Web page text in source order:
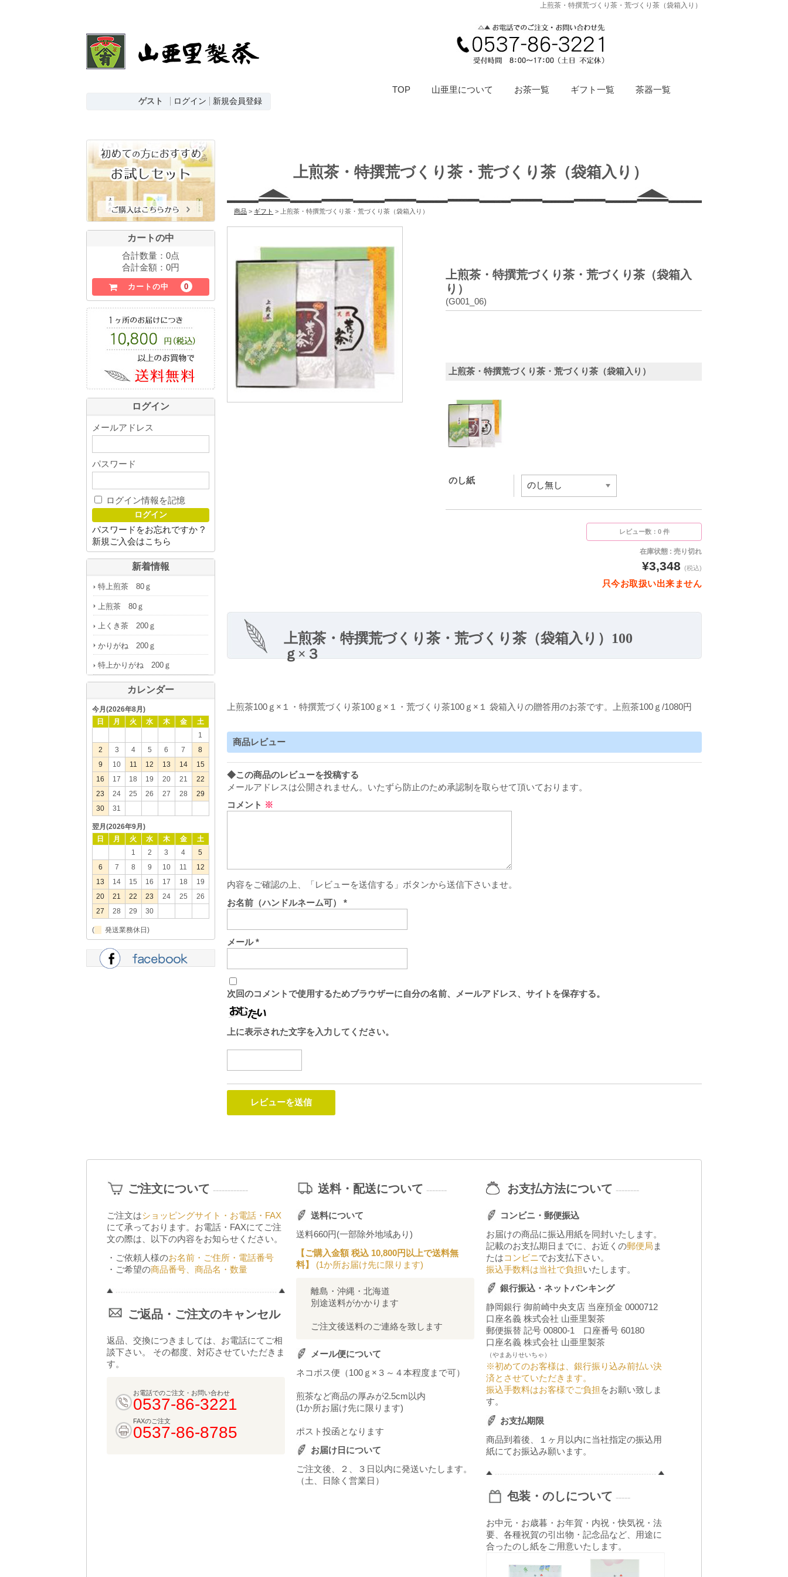
上煎茶・特撰荒づくり茶・荒づくり茶（袋箱入り）
ゲスト ログイン 新規会員登録
TOP 山亜里について お茶一覧 ギフト一覧 茶器一覧
上煎茶・特撰荒づくり茶・荒づくり茶（袋箱入り）
商品 > ギフト > 上煎茶・特撰荒づくり茶・荒づくり茶（袋箱入り）
上煎茶・特撰荒づくり茶・荒づくり茶（袋箱入
り）
(G001_06)
上煎茶・特撰荒づくり茶・荒づくり茶（袋箱入り）
のし紙
レビュー数：0 件
在庫状態 : 売り切れ
¥3,348 (税込)
只今お取扱い出来ません
上煎茶・特撰荒づくり茶・荒づくり茶（袋箱入り）100
ｇ×３
上煎茶100ｇ×１・特撰荒づくり茶100ｇ×１・荒づくり茶100ｇ×１ 袋箱入りの贈答用のお茶です。上煎茶100ｇ/1080円
商品レビュー
◆この商品のレビューを投稿する
メールアドレスは公開されません。いたずら防止のため承認制を取らせて頂いております。
コメント ※
内容をご確認の上、「レビューを送信する」ボタンから送信下さいませ。
お名前（ハンドルネーム可）*
メール*
次回のコメントで使用するためブラウザーに自分の名前、メールアドレス、サイトを保存する。
上に表示された文字を入力してください。
カートの中
合計数量： 0点
合計金額： 0円
カートの中 0
ログイン
メールアドレス
パスワード
ログイン情報を記憶
パスワードをお忘れですか ?
新規ご入会はこちら
新着情報
特上煎茶 80ｇ
上煎茶 80ｇ
上くき茶 200ｇ
かりがね 200ｇ
特上かりがね 200ｇ
カレンダー
今月(2026年8月)
日
月 火 水 木 金
土
1
2
3 4 5 6 7
8
9
10 11 12 13 14
15
16
17 18 19 20 21
22
23
24 25 26 27 28
29
30
31
翌月(2026年9月)
日
月 火 水 木 金
土
1
2 3 4
5
6
7 8 9 10 11
12
13
14 15 16 17 18
19
20
21 22 23 24 25
26
27
28 29 30
( 発送業務休日)
ご注文について ------------
ご注文はショッピングサイト・お電話・FAX
にて承っております。お電話・FAXにてご注
文の際は、以下の内容をお知らせください。
・ご依頼人様のお名前・ご住所・電話番号
・ご希望の商品番号、商品名・数量
ご返品・ご注文のキャンセル
返品、交換につきましては、お電話にてご相
談下さい。 その都度、対応させていただきま
す。
お電話でのご注文・お問い合わせ
0537-86-3221
FAXのご注文
0537-86-8785
送料・配送について -------
送料について
送料660円(一部除外地域あり)
【ご購入金額 税込 10,800円以上で送料無
料】
(1か所お届け先に限ります)
離島・沖縄・北海道
別途送料がかかります
ご注文後送料のご連絡を致します
メール便について
ネコポス便（100ｇ×３～４本程度まで可）
煎茶など商品の厚みが2.5cm以内
(1か所お届け先に限ります)
ポスト投函となります
お届け日について
ご注文後、２、３日以内に発送いたします。
（土、日除く営業日）
お支払方法について --------
コンビニ・郵便振込
お届けの商品に振込用紙を同封いたします。
記載のお支払期日までに、お近くの郵便局 ま
たはコンビニでお支払下さい。
振込手数料は当社で負担いたします。
銀行振込・ネットバンキング
静岡銀行 御前崎中央支店 当座預金 0000712
口座名義 株式会社 山亜里製茶
郵便振替 記号 00800-1 口座番号 60180
口座名義 株式会社 山亜里製茶
（やまありせいちゃ）
※初めてのお客様は、銀行振り込み前払い決
済とさせていただきます。
振込手数料はお客様でご負担 をお願い致しま
す。
お支払期限
商品到着後、１ヶ月以内に当社指定の振込用
紙にてお振込み願います。
包装・のしについて -----
お中元・お歳暮・お年賀・内祝・快気祝・法
要、各種祝賀の引出物・記念品など、用途に
合ったのし紙をご用意いたします。